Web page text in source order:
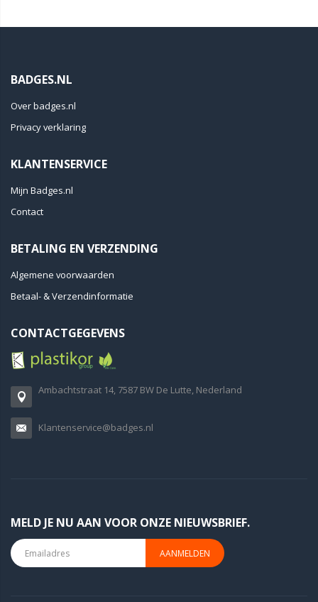
BADGES.NL
Over badges.nl
Privacy verklaring
KLANTENSERVICE
Mijn Badges.nl
Contact
BETALING EN VERZENDING
Algemene voorwaarden
Betaal- & Verzendinformatie
CONTACTGEGEVENS
Ambachtstraat 14, 7587 BW De Lutte, Nederland
Klantenservice@badges.nl
MELD JE NU AAN VOOR ONZE NIEUWSBRIEF.
AANMELDEN